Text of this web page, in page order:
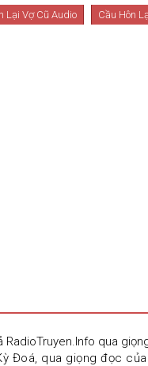
Lại Vợ Cũ Audio Cầu Hôn
qua
Đoá, qua giọng đọc của